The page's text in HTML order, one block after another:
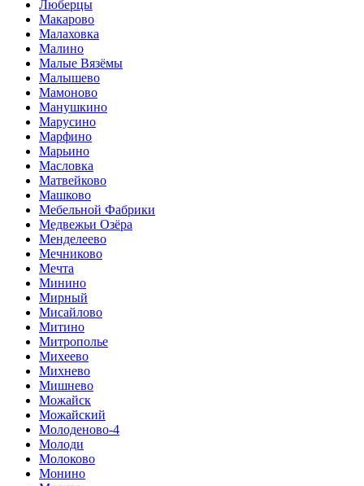
Люберцы
Макарово
Малаховка
Малино
Малые Вязёмы
Малышево
Мамоново
Манушкино
Марусино
Марфино
Марьино
Масловка
Матвейково
Машково
Мебельной Фабрики
Медвежьи Озёра
Менделеево
Мечниково
Мечта
Минино
Мирный
Мисайлово
Митино
Митрополье
Михеево
Михнево
Мишнево
Можайск
Можайский
Молоденово-4
Молоди
Молоково
Монино